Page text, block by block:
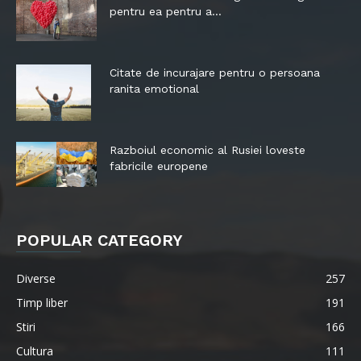
pentru ea pentru a...
Citate de incurajare pentru o persoana
ranita emotional
Razboiul economic al Rusiei loveste
fabricile europene
POPULAR CATEGORY
Diverse
257
Timp liber
191
Stiri
166
Cultura
111